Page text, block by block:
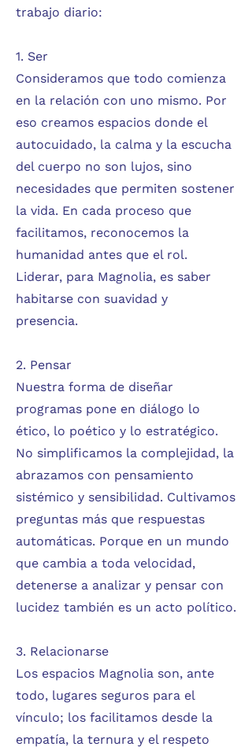
trabajo diario:
1. Ser
Consideramos que todo comienza
en la relación con uno mismo. Por
eso creamos espacios donde el
autocuidado, la calma y la escucha
del cuerpo no son lujos, sino
necesidades que permiten sostener
la vida. En cada proceso que
facilitamos, reconocemos la
humanidad antes que el rol.
Liderar, para Magnolia, es saber
habitarse con suavidad y
presencia.
2. Pensar
Nuestra forma de diseñar
programas pone en diálogo lo
ético, lo poético y lo estratégico.
No simplificamos la complejidad, la
abrazamos con pensamiento
sistémico y sensibilidad. Cultivamos
preguntas más que respuestas
automáticas. Porque en un mundo
que cambia a toda velocidad,
detenerse a analizar y pensar con
lucidez también es un acto político.
3. Relacionarse
Los espacios Magnolia son, ante
todo, lugares seguros para el
vínculo; los facilitamos desde la
empatía, la ternura y el respeto